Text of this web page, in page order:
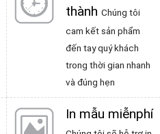
thành Chúng tôi
cam kết sản phẩm
đến tay quý khách
trong thời gian nhanh
và đúng hẹn
In mẫu miễnphí